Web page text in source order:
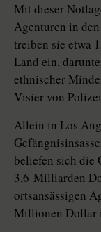
Mit dieser
Agenturen in
treiben sie etwa
Land ein,
ethnischer
Visier von
Allein in Los
beliefen sich die
3,6 Milliarden
ortsansässigen
Millionen Dollar